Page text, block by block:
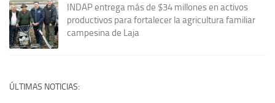
INDAP entrega más de $34 millones en activos
productivos para fortalecer la agricultura familiar
campesina de Laja
ÚLTIMAS NOTICIAS: